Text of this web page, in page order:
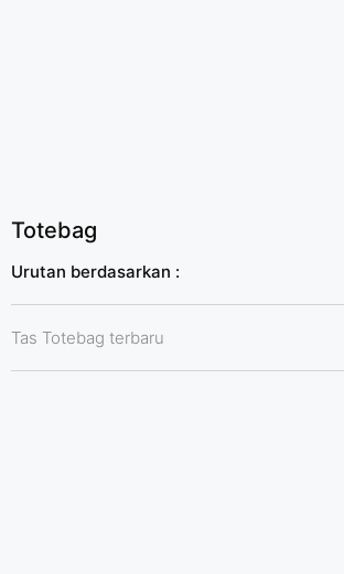
Totebag
Urutan berdasarkan :
Tas Totebag terbaru